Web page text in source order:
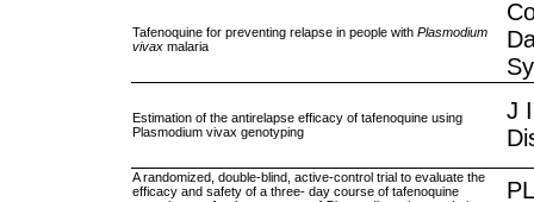
Tafenoquine for preventing relapse in people with Plasmodium
vivax malaria
Estimation of the antirelapse efficacy of tafenoquine using
Plasmodium vivax genotyping
J
A randomized, double-blind, active-control trial to evaluate the
efficacy and safety of a three- day course of tafenoquine